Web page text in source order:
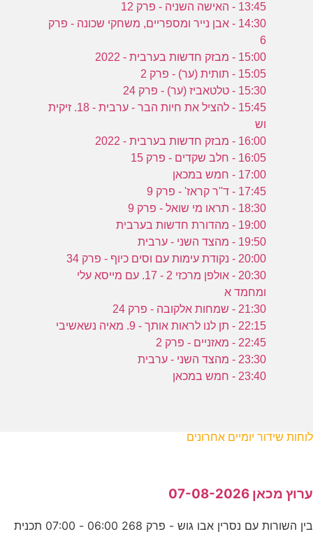
13:45 - האישה השניה - פרק 12
14:30 - אבן נייר ומספריים, משחקי שכונה - פרק
6
15:00 - מבזק חדשות בערבית - 2022
15:05 - תותית (ער) - פרק 2
15:30 - טלטאביז (ער) - פרק 24
15:45 - להציל את חיות הבר - ערבית - 18. זיקית
וש
16:00 - מבזק חדשות בערבית - 2022
16:05 - חלב שקדים - פרק 15
17:00 - חמש במכאן
17:45 - ד''ר קראז' - פרק 9
18:30 - תראו מי שואל - פרק 9
19:00 - מהדורת חדשות בערבית
19:50 - מהצד השני - ערבית
20:00 - נקודת עימות עם וסים כיוף - פרק 34
20:30 - אולפן מרכזי 2 - 17. עם מייסא עלי
ומחמד א
21:30 - שמחות אלקובה - פרק 24
22:15 - תן לנו לראות אותך - 9. מאיה נשאשיבי
22:45 - מאזניים - פרק 2
23:30 - מהצד השני - ערבית
23:40 - חמש במכאן
לוחות שידור יומיים אחרונים
ערוץ מכאן 07-08-2026
בין השורות עם נסרין אבו גוש - פרק 268 06:00 - 07:00 תכנית